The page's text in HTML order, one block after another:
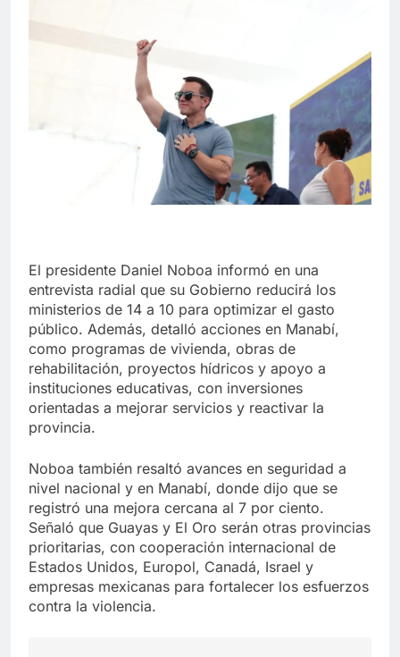
El presidente Daniel Noboa informó en una
entrevista radial que su Gobierno reducirá los
ministerios de 14 a 10 para optimizar el gasto
público. Además, detalló acciones en Manabí,
como programas de vivienda, obras de
rehabilitación, proyectos hídricos y apoyo a
instituciones educativas, con inversiones
orientadas a mejorar servicios y reactivar la
provincia.
Noboa también resaltó avances en seguridad a
nivel nacional y en Manabí, donde dijo que se
registró una mejora cercana al 7 por ciento.
Señaló que Guayas y El Oro serán otras provincias
prioritarias, con cooperación internacional de
Estados Unidos, Europol, Canadá, Israel y
empresas mexicanas para fortalecer los esfuerzos
contra la violencia.